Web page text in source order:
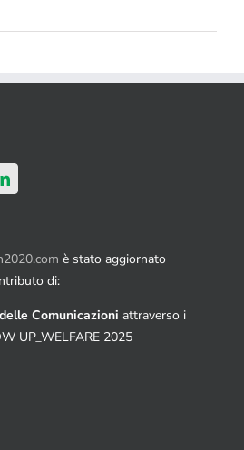
è stato aggiornato
di:
Comunicazioni attraverso i
UP_WELFARE 2025